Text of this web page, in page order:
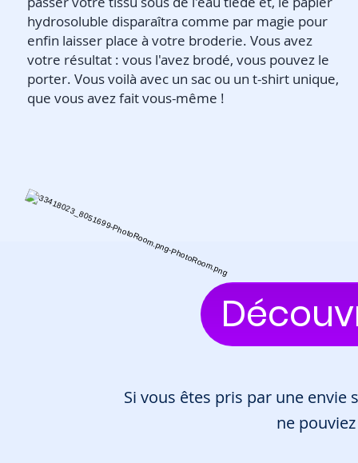
hydrosoluble disparaîtra comme par magie pour
enfin laisser place à votre broderie. Vous avez
votre résultat : vous l'avez brodé, vous pouvez le
porter. Vous voilà avec un sac ou un t-shirt unique,
que vous avez fait vous-même !
Si vous êtes pris par une
ne